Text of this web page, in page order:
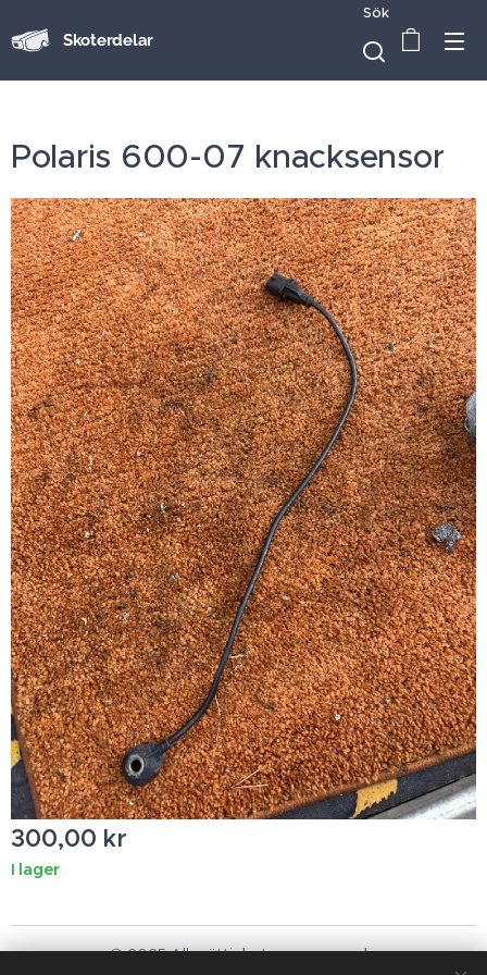
Skoterdelar
Sök
Polaris 600-07 knacksensor
300,00 kr
I lager
© 2025 Alla rättigheter reserverade